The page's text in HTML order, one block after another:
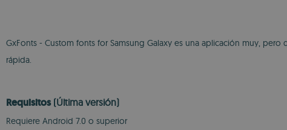
GxFonts - Custom fonts for Samsung Galaxy es una aplicación muy,
rápida.
Requisitos (Última versión)
Requiere Android 7.0 o superior